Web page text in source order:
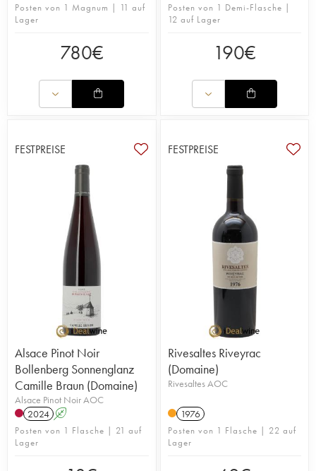
Posten von 1 Magnum | 11 auf
Lager
780€
Posten von 1 Demi-Flasche |
12 auf Lager
190€
FESTPREISE
Alsace Pinot Noir
Bollenberg Sonnenglanz
Camille Braun (Domaine)
Alsace Pinot Noir AOC
2024 A
Posten von 1 Flasche | 21 auf
Lager
FESTPREISE
Rivesaltes Riveyrac
(Domaine)
Rivesaltes AOC
1976
Posten von 1 Flasche | 22 auf
Lager